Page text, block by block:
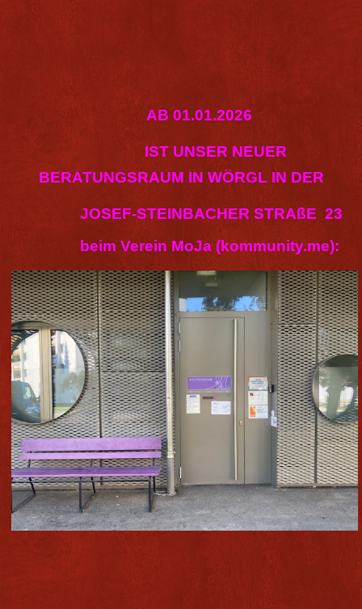
AB 01.01.2026
IST UNSER NEUER
BERATUNGSRAUM IN WÖRGL IN DER
JOSEF-STEINBACHER STRAßE 23
beim Verein MoJa (kommunity.me):